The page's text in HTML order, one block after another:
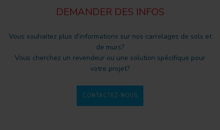
DEMANDER DES INFOS
Vous souhaitez plus d'informations sur nos carrelages de sols et
de murs?
Vous cherchez un revendeur ou une solution spécifique pour
votre projet?
CONTACTEZ-NOUS